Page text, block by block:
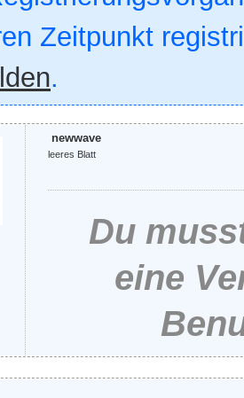
Zeitpunkt
.
newwave
leeres Blatt
Du
eine